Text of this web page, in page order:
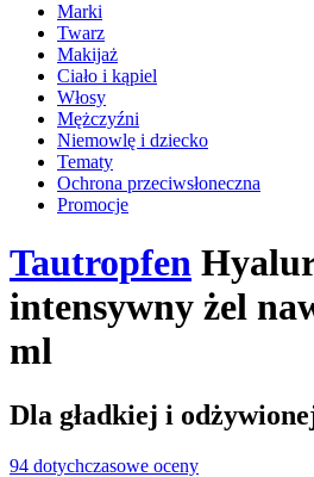
Marki
Twarz
Makijaż
Ciało i kąpiel
Włosy
Mężczyźni
Niemowlę i dziecko
Tematy
Ochrona przeciwsłoneczna
Promocje
Tautropfen
intensywny żel
ml
Dla gładkiej i
94 dotychczasowe oceny